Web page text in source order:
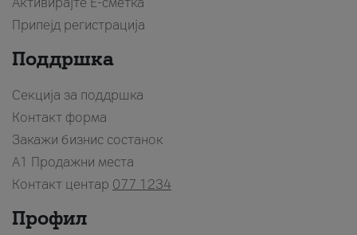
Припејд регистрација
Поддршка
Секција за поддршка
Контакт форма
Закажи бизнис состанок
A1 Продажни места
Контакт центар 077 1234
Профил